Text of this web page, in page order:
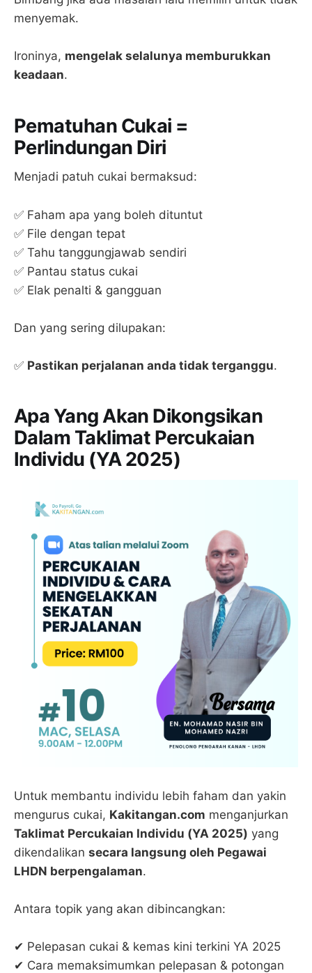
menyemak.
Ironinya, mengelak selalunya memburukkan
keadaan.
Pematuhan Cukai =
Perlindungan Diri
Menjadi patuh cukai bermaksud:
✅ Faham apa yang boleh dituntut
✅ File dengan tepat
✅ Tahu tanggungjawab sendiri
✅ Pantau status cukai
✅ Elak penalti & gangguan
Dan yang sering dilupakan:
✅ Pastikan perjalanan anda tidak terganggu.
Apa Yang Akan Dikongsikan
Dalam Taklimat Percukaian
Individu (YA 2025)
Untuk membantu individu lebih faham dan yakin
mengurus cukai, Kakitangan.com menganjurkan
Taklimat Percukaian Individu (YA 2025) yang
dikendalikan secara langsung oleh Pegawai
LHDN berpengalaman.
Antara topik yang akan dibincangkan:
✔ Pelepasan cukai & kemas kini terkini YA 2025
✔ Cara memaksimumkan pelepasan & potongan